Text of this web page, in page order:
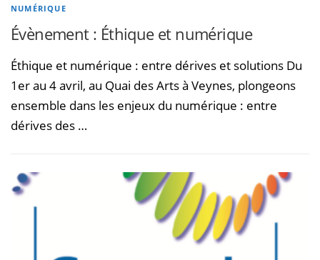
NUMÉRIQUE
Évènement : Éthique et numérique
Éthique et numérique : entre dérives et solutions Du
1er au 4 avril, au Quai des Arts à Veynes, plongeons
ensemble dans les enjeux du numérique : entre
dérives des …